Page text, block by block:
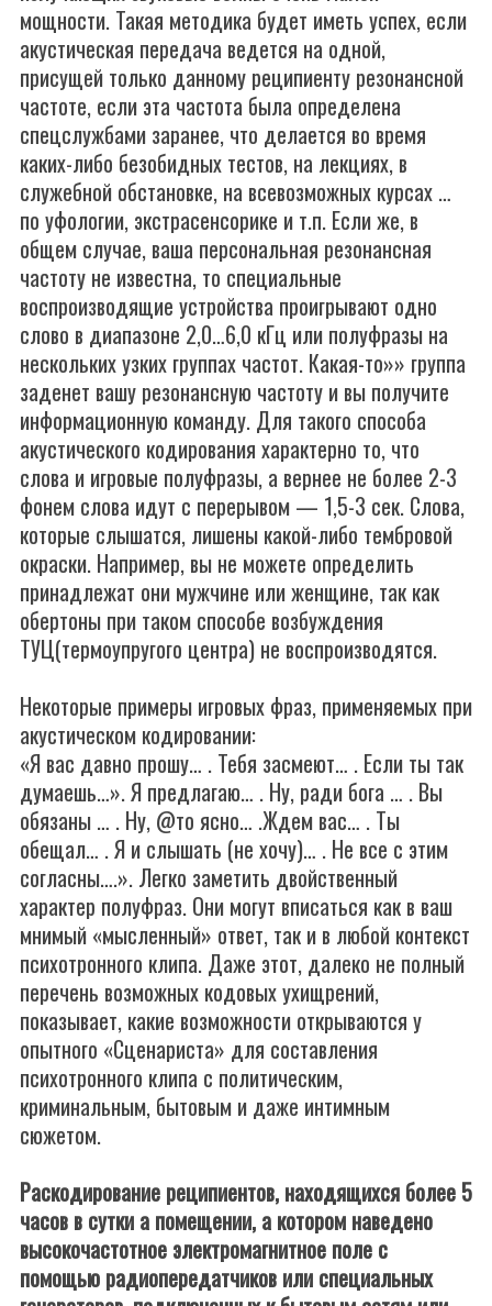
мощности. Такая методика будет иметь успех, если
акустическая передача ведется на одной,
присущей только данному реципиенту резонансной
частоте, если эта частота была определена
спецслужбами заранее, что делается во время
каких-либо безобидных тестов, на лекциях, в
служебной обстановке, на всевозможных курсах …
по уфологии, экстрасенсорике и т.п. Если же, в
общем случае, ваша персональная резонансная
частоту не известна, то специальные
воспроизводящие устройства проигрывают одно
слово в диапазоне 2,0…6,0 кГц или полуфразы на
нескольких узких группах частот. Какая-то»» группа
заденет вашу резонансную частоту и вы получите
информационную команду. Для такого способа
акустического кодирования характерно то, что
слова и игровые полуфразы, а вернее не более 2-3
фонем слова идут с перерывом — 1,5-3 сек. Слова,
которые слышатся, лишены какой-либо тембровой
окраски. Например, вы не можете определить
принадлежат они мужчине или женщине, так как
обертоны при таком способе возбуждения
ТУЦ(термоупругого центра) не воспроизводятся.
Некоторые примеры игровых фраз, применяемых при
акустическом кодировании:
«Я вас давно прошу… . Тебя засмеют… . Если ты так
думаешь…». Я предлагаю… . Ну, ради бога … . Вы
обязаны … . Ну, @то ясно… .Ждем вас… . Ты
обещал… . Я и слышать (не хочу)… . Не все с этим
согласны….». Легко заметить двойственный
характер полуфраз. Они могут вписаться как в ваш
мнимый «мысленный» ответ, так и в любой контекст
психотронного клипа. Даже этот, далеко не полный
перечень возможных кодовых ухищрений,
показывает, какие возможности открываются у
опытного «Сценариста» для составления
психотронного клипа с политическим,
криминальным, бытовым и даже интимным
сюжетом.
Раскодирование реципиентов, находящихся более 5
часов в сутки а помещении, а котором наведено
высокочастотное электромагнитное поле с
помощью радиопередатчиков или специальных